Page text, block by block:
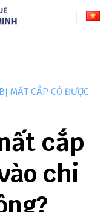
MẤT CẮP CÓ ĐƯỢC
cắp
chi